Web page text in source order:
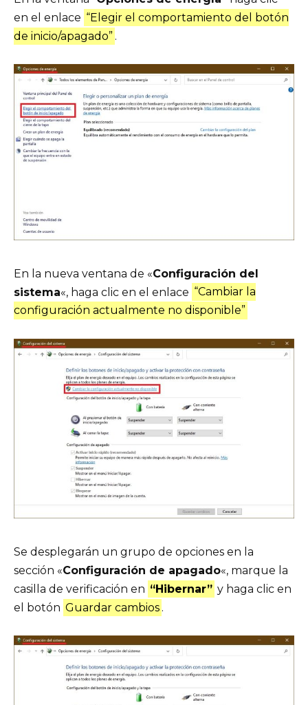
en el enlace “Elegir el comportamiento del botón
de inicio/apagado” .
En la nueva ventana de «Configuración del
sistema«, haga clic en el enlace “Cambiar la
configuración actualmente no disponible”
Se desplegarán un grupo de opciones en la
sección «Configuración de apagado«, marque la
casilla de verificación en “Hibernar” y haga clic en
el botón Guardar cambios .